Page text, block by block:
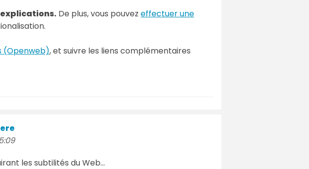
De plus, vous pouvez effectuer une
(Openweb), et suivre les liens complémentaires
les subtilités du Web...